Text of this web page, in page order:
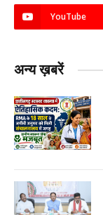
YouTube
अन्य ख़बरें